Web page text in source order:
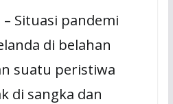
– Situasi pandemi
di belahan
suatu peristiwa
di sangka dan